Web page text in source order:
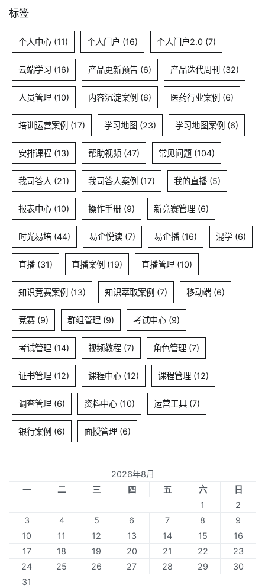
造
智
慧
建？
录
标签
个人中心 (11) 个人门户 (16) 个人门户2.0 (7)
云端学习 (16) 产品更新预告 (6) 产品迭代周刊 (32)
人员管理 (10) 内容沉淀案例 (6) 医药行业案例 (6)
培训运营案例 (17) 学习地图 (23) 学习地图案例 (6)
安排课程 (13) 帮助视频 (47) 常见问题 (104)
我司答人 (21) 我司答人案例 (17) 我的直播 (5)
报表中心 (10) 操作手册 (9) 新竞赛管理 (6)
时光易培 (44) 易企悦读 (7) 易企播 (16) 混学 (6)
直播 (31) 直播案例 (19) 直播管理 (10)
知识竞赛案例 (13) 知识萃取案例 (7) 移动端 (6)
竞赛 (9) 群组管理 (9) 考试中心 (9)
考试管理 (14) 视频教程 (7) 角色管理 (7)
证书管理 (12) 课程中心 (12) 课程管理 (12)
调查管理 (6) 资料中心 (10) 运营工具 (7)
银行案例 (6) 面授管理 (6)
2026年8月
一
二 三 四 五 六
日
1
2
3
4 5 6 7 8
9
10
11 12 13 14 15
16
17
18 19 20 21 22
23
24
25 26 27 28 29
30
31